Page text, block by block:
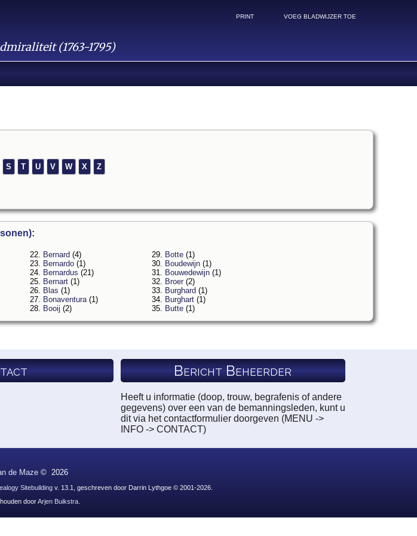
(1763-1795)
PRINT VOEG BLADWIJZER TOE
S T U V W X Z
22. Bernard (4)
23. Bernardo (1)
24. Bernardus (21)
25. Bernart (1)
26. Blas (1)
27. Bonaventura (1)
28. Booij (2)
29. Botte (1)
30. Boudewijn (1)
31. Bouwedewijn (1)
32. Broer (2)
33. Burghard (1)
34. Burghart (1)
35. Butte (1)
Bericht Beheerder
Heeft u informatie (doop, trouw, begrafenis of andere
gegevens) over een van de bemanningsleden, kunt u
dit via het contactformulier doorgeven (MENU ->
INFO -> CONTACT)
de Maze© 2026
Sitebuildingv. 13.1, geschreven door Darrin Lythgoe © 2001-2026.
doorArjen Buikstra